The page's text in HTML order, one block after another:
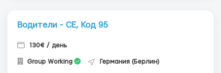
Водители - СЕ, Код 95
130€ / день
Group Working Германия (Берлин)